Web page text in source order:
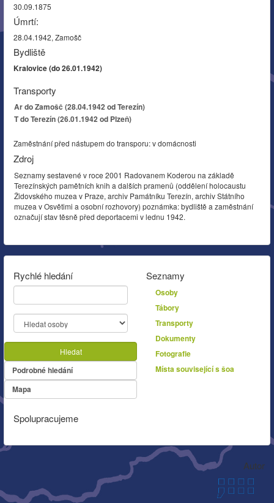
30.09.1875
Úmrtí:
28.04.1942, Zamošč
Bydliště
Kralovice (do 26.01.1942)
Transporty
Ar do Zamošč (28.04.1942 od Terezín)
T do Terezín (26.01.1942 od Plzeň)
Zaměstnání před nástupem do transporu: v domácnosti
Zdroj
Seznamy sestavené v roce 2001 Radovanem Koderou na základě
Terezínských pamětních knih a dalších pramenů (oddělení holocaustu
Židovského muzea v Praze, archiv Památníku Terezín, archiv Státního
muzea v Osvětimi a osobní rozhovory) poznámka: bydliště a zaměstnání
označují stav těsně před deportacemi v lednu 1942.
Rychlé hledání
Hledat
Podrobné hledání
Mapa
Seznamy
Osoby
Tábory
Transporty
Dokumenty
Fotografie
Místa související s šoa
Spolupracujeme
Autor